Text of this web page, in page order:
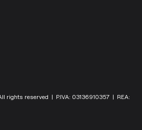
rights reserved | P.IVA: 03136910357 | REA: